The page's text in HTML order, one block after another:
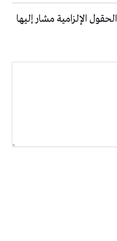
الحقول الإلزامية مشار إليها